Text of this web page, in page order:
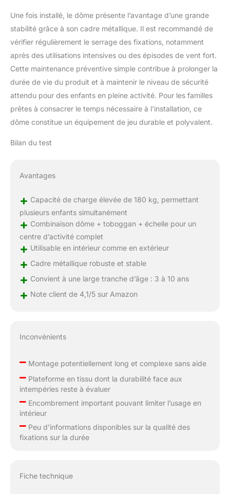
Une fois installé, le dôme présente l’avantage d’une grande
stabilité grâce à son cadre métallique. Il est recommandé de
vérifier régulièrement le serrage des fixations, notamment
après des utilisations intensives ou des épisodes de vent fort.
Cette maintenance préventive simple contribue à prolonger la
durée de vie du produit et à maintenir le niveau de sécurité
attendu pour des enfants en pleine activité. Pour les familles
prêtes à consacrer le temps nécessaire à l’installation, ce
dôme constitue un équipement de jeu durable et polyvalent.
Bilan du test
Avantages
+ Capacité de charge élevée de 180 kg, permettant
plusieurs enfants simultanément
+ Combinaison dôme + toboggan + échelle pour un
centre d’activité complet
+ Utilisable en intérieur comme en extérieur
+ Cadre métallique robuste et stable
+ Convient à une large tranche d’âge : 3 à 10 ans
+ Note client de 4,1/5 sur Amazon
Inconvénients
–Montage potentiellement long et complexe sans aide
–Plateforme en tissu dont la durabilité face aux
intempéries reste à évaluer
–Encombrement important pouvant limiter l’usage en
intérieur
–Peu d’informations disponibles sur la qualité des
fixations sur la durée
Fiche technique